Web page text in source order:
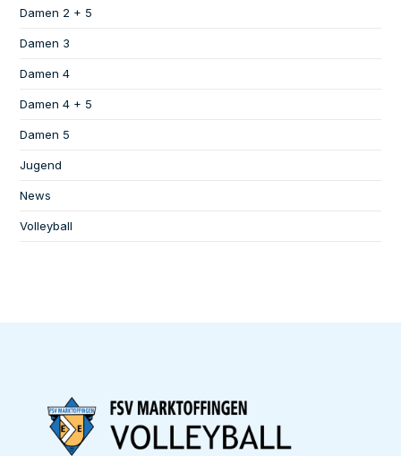
Damen 2 + 5
Damen 3
Damen 4
Damen 4 + 5
Damen 5
Jugend
News
Volleyball